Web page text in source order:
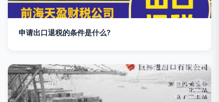
申请出口退税的条件是什么?